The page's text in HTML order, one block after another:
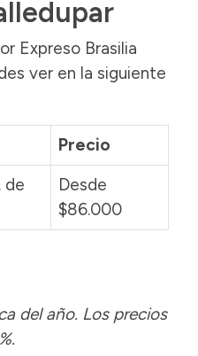
Expreso Brasilia
ver en la siguiente
Precio
de
Desde
$86.000
del año. Los precios